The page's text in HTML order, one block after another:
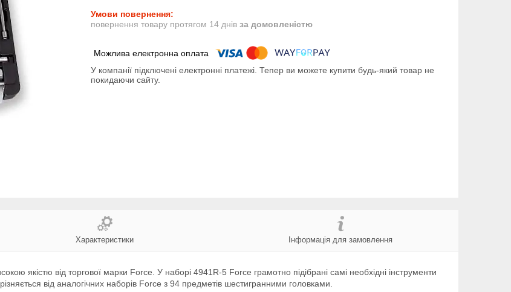
повернення товару протягом 14 днів за домовленістю
У компанії підключені електронні платежі. Тепер ви можете купити будь-який товар не
покидаючи сайту.
Характеристики Інформація для замовлення
якістю від торгової марки Force. У наборі 4941R-5 Force грамотно підібрані самі необхідні інструменти
від аналогічних наборів Force з 94 предметів шестигранними головками.